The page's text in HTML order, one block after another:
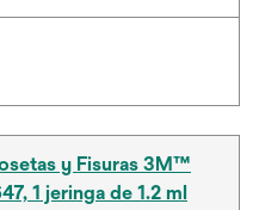
y Fisuras 3M™
1 jeringa de 1.2 ml